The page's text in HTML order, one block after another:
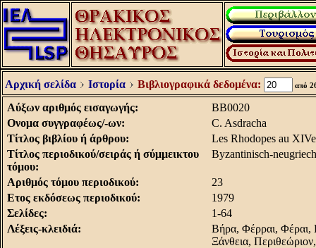
Αρχική σελίδα Ιστορία Βιβλιογραφικά δεδομένα: από
Aύξων αριθμός εισαγωγής:
BB0020
Oνομα συγγραφέως/-ων:
C. Asdracha
Tίτλος βιβλίου ή άρθρου:
Les Rhodopes au
Tίτλος περιοδικού/σειράς ή σύμμεικτου
τόμου:
Byzantinisch-
Aριθμός τόμου περιοδικού:
23
Eτος εκδόσεως περιοδικού:
1979
Σελίδες:
1-64
Λέξεις-κλειδιά:
Βήρα, Φέρραι, Φέραι,
Ξάνθεια,